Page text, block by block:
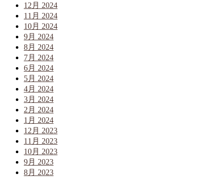
12月 2024
11月 2024
10月 2024
9月 2024
8月 2024
7月 2024
6月 2024
5月 2024
4月 2024
3月 2024
2月 2024
1月 2024
12月 2023
11月 2023
10月 2023
9月 2023
8月 2023